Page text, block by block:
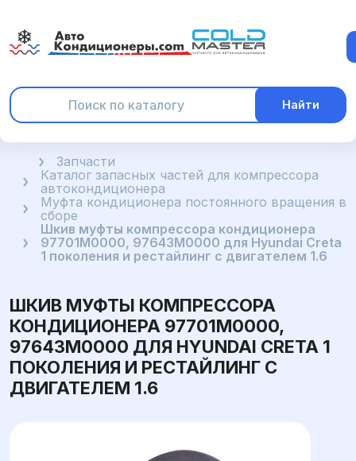
Найти
ГлавнаяЗапчасти
Каталог запасных частей для компрессора
автокондиционера
Муфта кондиционера постоянного вращения в
сборе
Шкив муфты компрессора кондиционера
97701M0000, 97643M0000 для Hyundai Creta
1 поколения и рестайлинг с двигателем 1.6
ШКИВ МУФТЫ КОМПРЕССОРА
КОНДИЦИОНЕРА 97701M0000,
97643M0000 ДЛЯ HYUNDAI CRETA 1
ПОКОЛЕНИЯ И РЕСТАЙЛИНГ С
ДВИГАТЕЛЕМ 1.6